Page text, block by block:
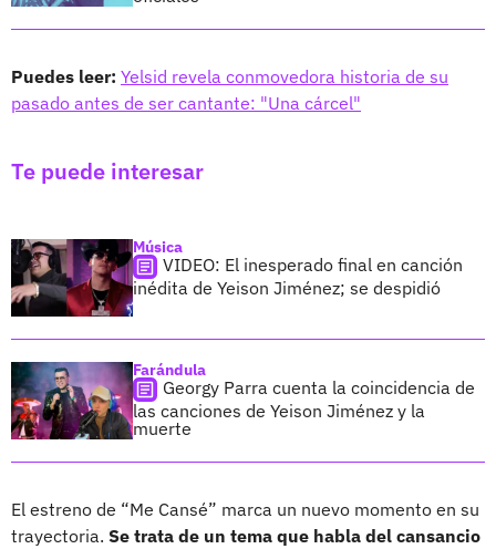
Puedes leer: Yelsid revela conmovedora historia de su
pasado antes de ser cantante: "Una cárcel"
Te puede interesar
Música
VIDEO: El inesperado final en canción
inédita de Yeison Jiménez; se despidió
Farándula
Georgy Parra cuenta la coincidencia de
las canciones de Yeison Jiménez y la
muerte
El estreno de “Me Cansé” marca un nuevo momento en su
trayectoria. Se trata de un tema que habla del cansancio